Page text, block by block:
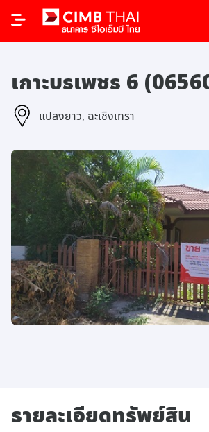
เกาะบรเพชร 6
แปลงยาว, ฉะเชิงเทรา
รายละเอียดทรัพย์สิน